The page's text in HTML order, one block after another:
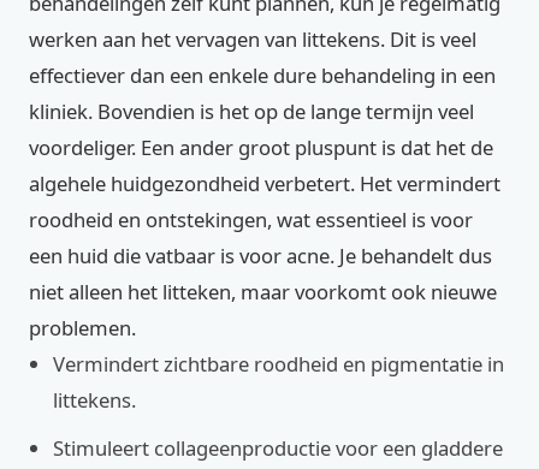
werken aan het vervagen van littekens. Dit is veel
effectiever dan een enkele dure behandeling in een
kliniek. Bovendien is het op de lange termijn veel
voordeliger. Een ander groot pluspunt is dat het de
algehele huidgezondheid verbetert. Het vermindert
roodheid en ontstekingen, wat essentieel is voor
een huid die vatbaar is voor acne. Je behandelt dus
niet alleen het litteken, maar voorkomt ook nieuwe
problemen.
Vermindert zichtbare roodheid en pigmentatie in
littekens.
Stimuleert collageenproductie voor een gladdere